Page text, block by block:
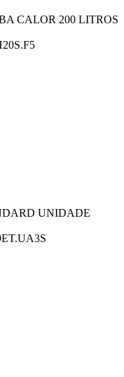
CALOR 200 LITROS
UNIDADE